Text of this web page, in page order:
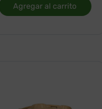
Agregar al carrito